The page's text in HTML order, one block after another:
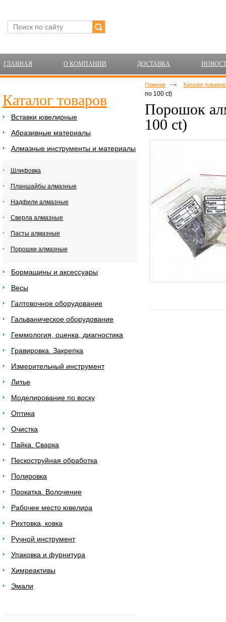
ГЛАВНАЯ О КОМПАНИИ ДОСТАВКА
Каталог товаров
Вставки ювелирные
Абразивные материалы
Алмазные инструменты и материалы
Шлифовка
Планшайбы алмазные
Надфили алмазные
Сверла алмазные
Пасты алмазные
Порошки алмазные
Бормашины и аксессуары
Весы
Галтовочное оборудование
Гальваническое оборудование
Геммология, оценка, диагностика
Гравировка. Закрепка
Измерительный инструмент
Литье
Моделирование по воску
Оптика
Очистка
Пайка. Сварка
Пескоструйная обработка
Полировка
Прокатка. Волочение
Рабочее место ювелира
Рихтовка, ковка
Ручной инструмент
Упаковка и фурнитура
Химреактивы
Эмали
Главная Каталог
по 100 ct)
Порошок
100 ct)